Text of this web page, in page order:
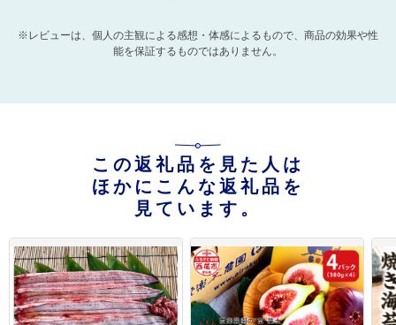
※レビューは、個人の主観による感想・体感によるもので、商品の効果や性
能を保証するものではありません。
この返礼品を見た人は
ほかにこんな返礼品を
見ています。